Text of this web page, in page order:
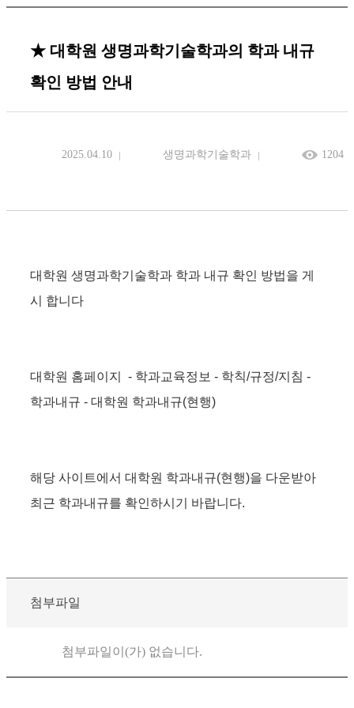
★ 대학원 생명과학기술학과의 학과 내규
확인 방법 안내
2025.04.10 생명과학기술학과 1204
대학원 생명과학기술학과 학과 내규 확인 방법을 게
시 합니다
대학원 홈페이지 - 학과교육정보 - 학칙/규정/지침 -
학과내규 - 대학원 학과내규(현행)
해당 사이트에서 대학원 학과내규(현행)을 다운받아
최근 학과내규를 확인하시기 바랍니다.
첨부파일
첨부파일이(가) 없습니다.